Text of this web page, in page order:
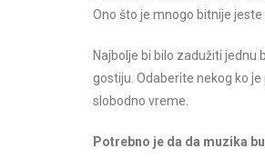
Ono što je mnogo bitnije
Najbolje bi bilo zadužiti
gostiju. Odaberite nekog ko
slobodno vreme.
Potrebno je da da muzika